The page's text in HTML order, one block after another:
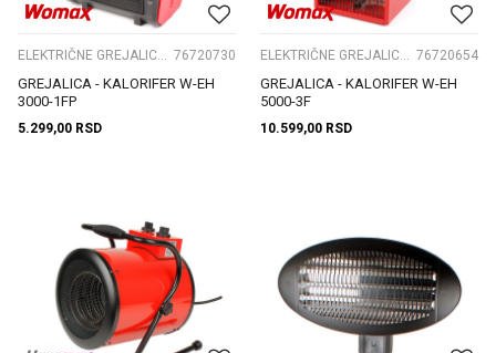
ELEKTRIČNE GREJALICE I PRIBOR 76720730
GREJALICA - KALORIFER W-EH
3000-1FP
5.299,00 RSD
ELEKTRIČNE GREJALICE I PRIBOR 76720654
GREJALICA - KALORIFER W-EH
5000-3F
10.599,00 RSD